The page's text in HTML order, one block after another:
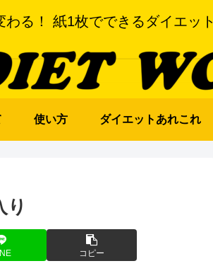
る！ 紙1枚でできるダイエット
使い方 ダイエットあれこれ
り
コピー